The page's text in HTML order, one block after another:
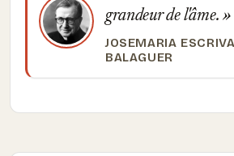
grandeur de l'âme.
JOSEMARIA
BALAGUER